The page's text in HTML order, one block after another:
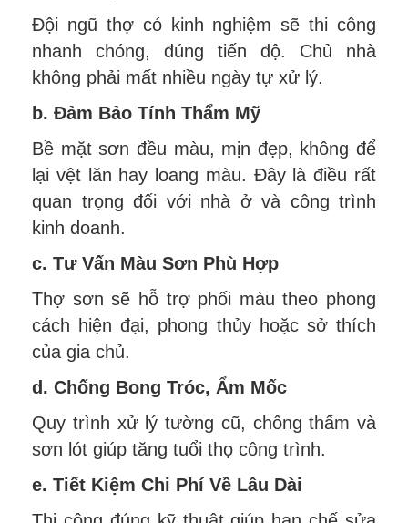
Đội ngũ thợ có kinh nghiệm sẽ thi công
nhanh chóng, đúng tiến độ. Chủ nhà
không phải mất nhiều ngày tự xử lý.
b. Đảm Bảo Tính Thẩm Mỹ
Bề mặt sơn đều màu, mịn đẹp, không để
lại vệt lăn hay loang màu. Đây là điều rất
quan trọng đối với nhà ở và công trình
kinh doanh.
c. Tư Vấn Màu Sơn Phù Hợp
Thợ sơn sẽ hỗ trợ phối màu theo phong
cách hiện đại, phong thủy hoặc sở thích
của gia chủ.
d. Chống Bong Tróc, Ẩm Mốc
Quy trình xử lý tường cũ, chống thấm và
sơn lót giúp tăng tuổi thọ công trình.
e. Tiết Kiệm Chi Phí Về Lâu Dài